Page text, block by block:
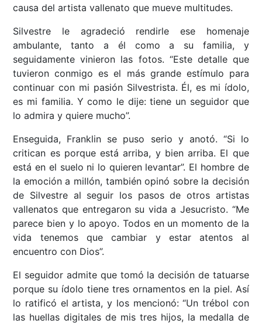
causa del artista vallenato que mueve multitudes.
Silvestre le agradeció rendirle ese homenaje
ambulante, tanto a él como a su familia, y
seguidamente vinieron las fotos. “Este detalle que
tuvieron conmigo es el más grande estímulo para
continuar con mi pasión Silvestrista. Él, es mi ídolo,
es mi familia. Y como le dije: tiene un seguidor que
lo admira y quiere mucho”.
Enseguida, Franklin se puso serio y anotó. “Si lo
critican es porque está arriba, y bien arriba. El que
está en el suelo ni lo quieren levantar”. El hombre de
la emoción a millón, también opinó sobre la decisión
de Silvestre al seguir los pasos de otros artistas
vallenatos que entregaron su vida a Jesucristo. “Me
parece bien y lo apoyo. Todos en un momento de la
vida tenemos que cambiar y estar atentos al
encuentro con Dios”.
El seguidor admite que tomó la decisión de tatuarse
porque su ídolo tiene tres ornamentos en la piel. Así
lo ratificó el artista, y los mencionó: “Un trébol con
las huellas digitales de mis tres hijos, la medalla de